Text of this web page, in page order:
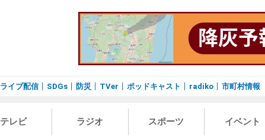
ライブ配信 SDGs 防災 TVer ポッドキャスト radiko 市町村情報
テレビ ラジオ スポーツ イベント